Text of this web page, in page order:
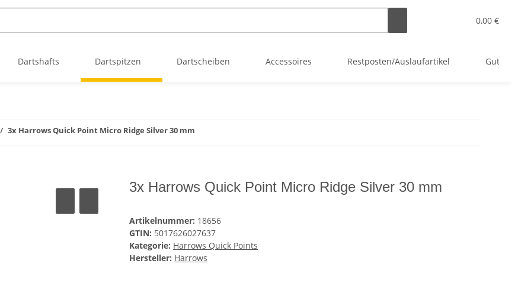
0,00 €
Dartshafts Dartspitzen Dartscheiben Accessoires Restposten/Auslaufartikel
3x Harrows Quick Point Micro Ridge Silver 30 mm
3x Harrows Quick Point Micro Ridge Silver 30 mm
Artikelnummer: 18656
GTIN: 5017626027637
Kategorie: Harrows Quick Points
Hersteller: Harrows